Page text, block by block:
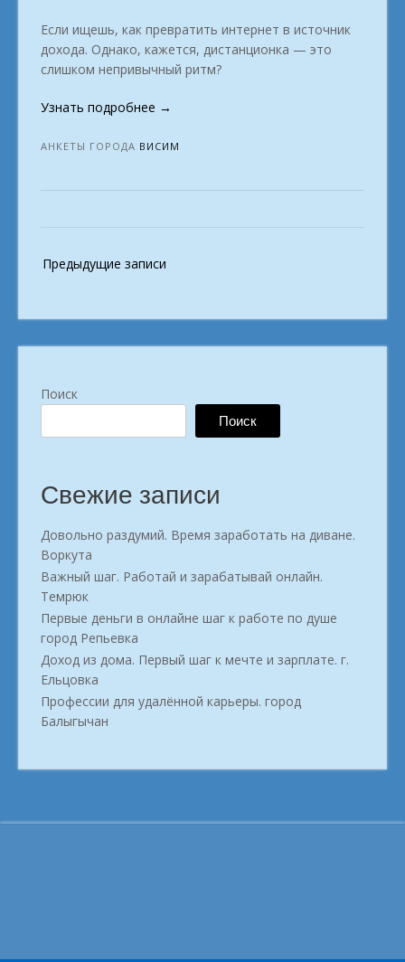
Если ищешь, как превратить интернет в источник
дохода. Однако, кажется, дистанционка — это
слишком непривычный ритм?
Узнать подробнее «Не
причину.
старт
город
→
АНКЕТЫ ГОРОДА ВИСИМ
Навигация
по
Предыдущие записи
Поиск
Поиск
Свежие записи
Довольно раздумий. Время заработать на диване.
Воркута
Важный шаг. Работай и зарабатывай онлайн.
Темрюк
Первые деньги в онлайне шаг к работе по душе
город Репьевка
Доход из дома. Первый шаг к мечте и зарплате. г.
Ельцовка
Профессии для удалённой карьеры. город
Балыгычан